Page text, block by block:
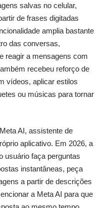
salvas no celular,
de frases digitadas
amplia bastante
das conversas,
reagir a mensagens com
recebeu reforço de
vídeos, aplicar estilos
ou músicas para tornar
AI, assistente de
aplicativo. Em 2026, a
usuário faça perguntas
instantâneas, peça
a partir de descrições
a Meta AI para que